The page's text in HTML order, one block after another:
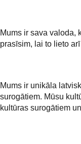
Mums ir sava valoda,
prasīsim, lai to lieto
Mums ir unikāla
surogātiem. Mūsu
kultūras surogātiem